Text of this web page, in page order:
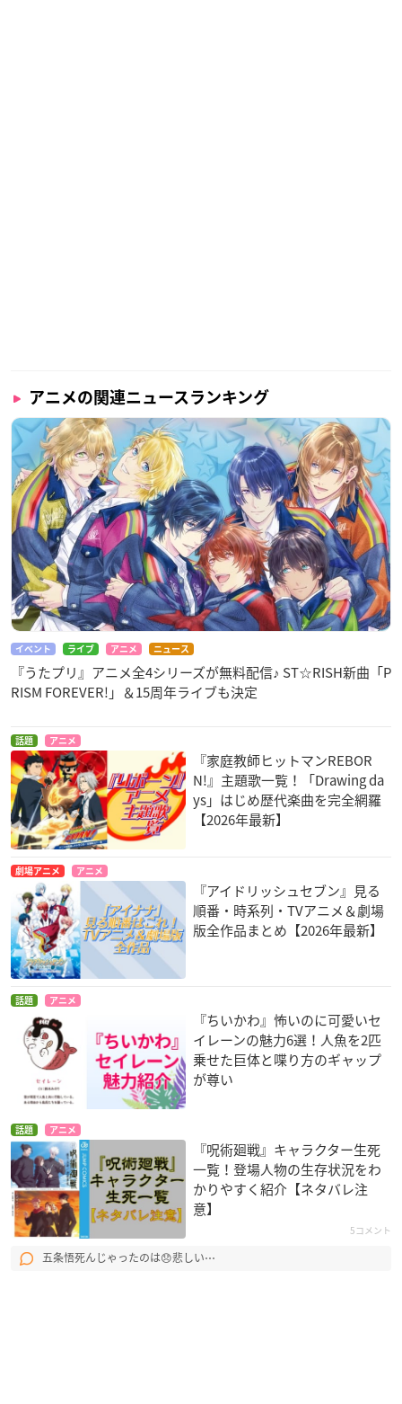
アニメの関連ニュースランキング
イベント ライブ アニメ ニュース
『うたプリ』アニメ全4シリーズが無料配信♪ ST☆RISH新曲「P
RISM FOREVER!」＆15周年ライブも決定
話題 アニメ
『家庭教師ヒットマンREBOR
N!』主題歌一覧！「Drawing da
ys」はじめ歴代楽曲を完全網羅
【2026年最新】
劇場アニメ アニメ
『アイドリッシュセブン』見る
順番・時系列・TVアニメ＆劇場
版全作品まとめ【2026年最新】
話題 アニメ
『ちいかわ』怖いのに可愛いセ
イレーンの魅力6選！人魚を2匹
乗せた巨体と喋り方のギャップ
が尊い
話題 アニメ
『呪術廻戦』キャラクター生死
一覧！登場人物の生存状況をわ
かりやすく紹介【ネタバレ注
意】
5コメント
五条悟死んじゃったのは😞悲しい⋯